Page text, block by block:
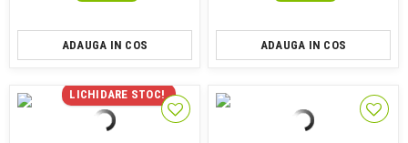
ADAUGA IN COS ADAUGA IN COS
LICHIDARE STOC!